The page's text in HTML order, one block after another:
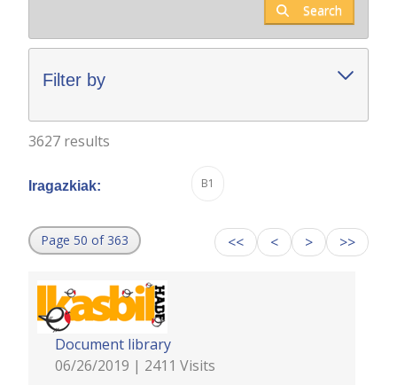
Search
Filter by
3627 results
Iragazkiak: B1
Page 50 of 363 << < > >>
Document library
06/26/2019 | 2411 Visits